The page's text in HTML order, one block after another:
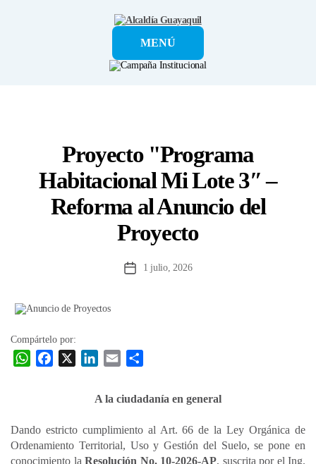
Alcaldía
GuayaquilMENÚ
Proyecto "Programa
Habitacional Mi Lote 3″ –
Reforma al Anuncio del
Proyecto
Fecha1 julio, 2026
Compártelo por:
W
s
A
p
b
o
o
e
d
I
a
l
r
t
A la ciudadanía en general
Dando estricto cumplimiento al Art. 66 de la Ley Orgánica de
Ordenamiento Territorial, Uso y Gestión del Suelo, se pone en
conocimiento la Resolución No. 10-2026-AP, suscrita por el Ing.